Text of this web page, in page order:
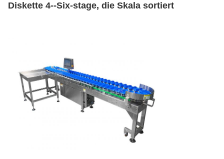
Diskette 4--Six-stage, die Skala sortiert